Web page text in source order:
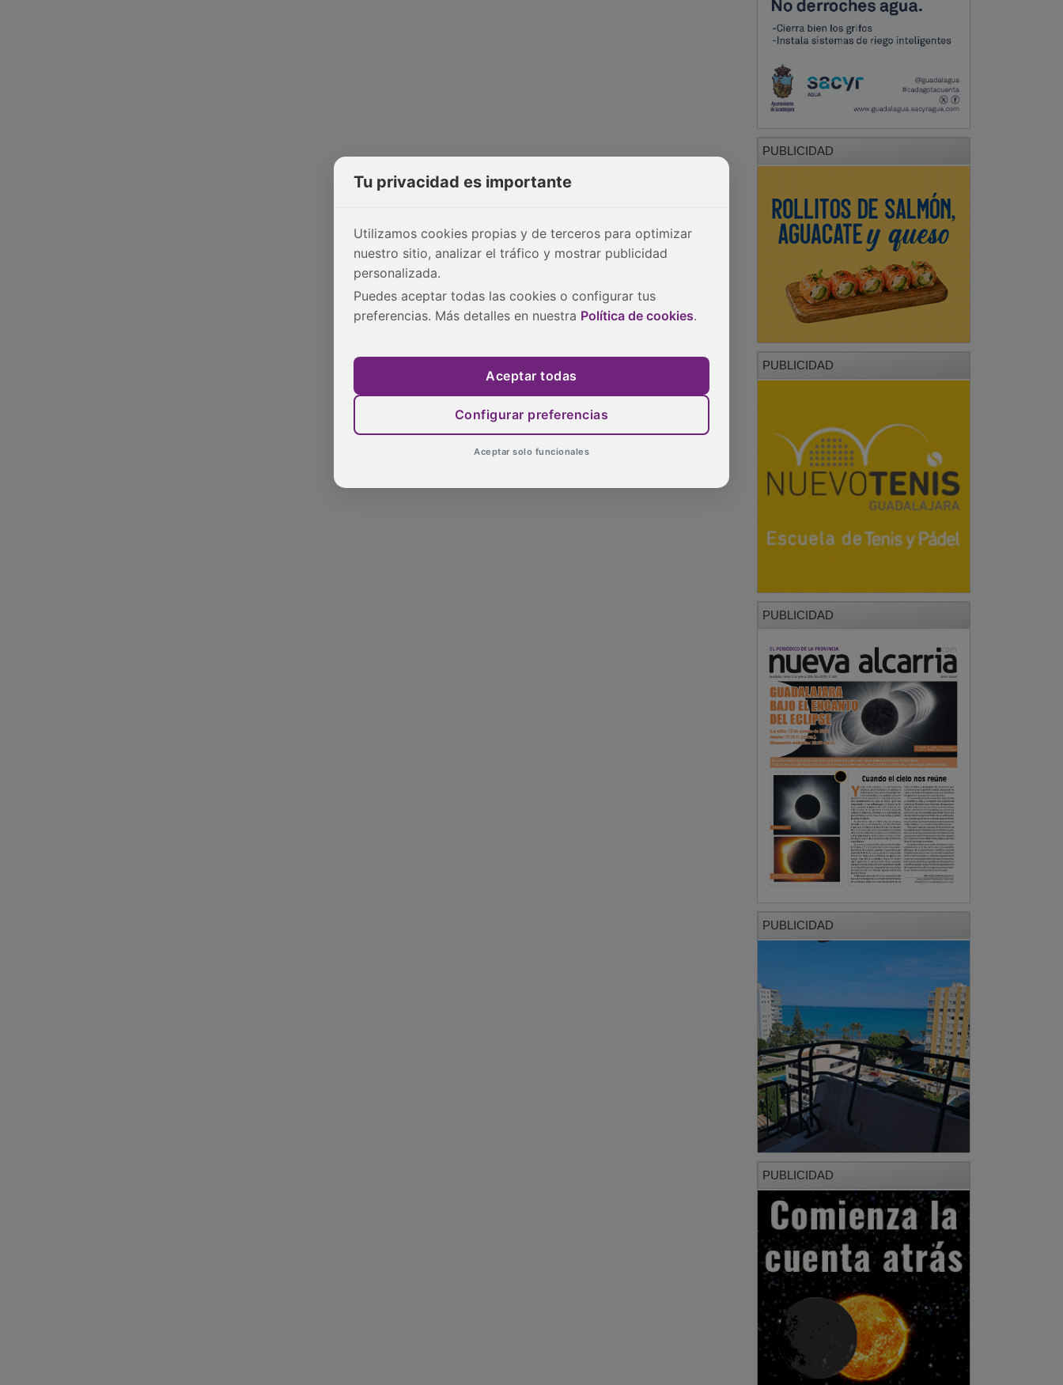
PUBLICIDAD
PUBLICIDAD
PUBLICIDAD
PUBLICIDAD
PUBLICIDAD
Tu privacidad es importante
Utilizamos cookies propias y de terceros para optimizar
nuestro sitio, analizar el tráfico y mostrar publicidad
personalizada.
Puedes aceptar todas las cookies o configurar tus
preferencias. Más detalles en nuestra Política de cookies.
Aceptar todas
Configurar preferencias
Aceptar solo funcionales